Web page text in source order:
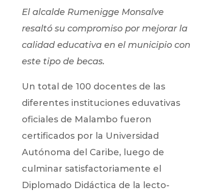
El alcalde Rumenigge Monsalve
resaltó su compromiso por mejorar la
calidad educativa en el municipio con
este tipo de becas.
Un total de 100 docentes de las
diferentes instituciones eduvativas
oficiales de Malambo fueron
certificados por la Universidad
Autónoma del Caribe, luego de
culminar satisfactoriamente el
Diplomado Didáctica de la lecto-